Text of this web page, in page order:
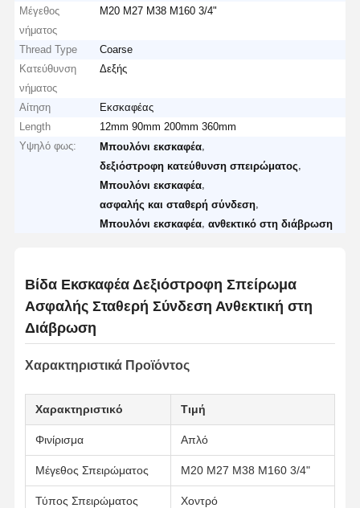
Μέγεθος
νήματος
M20 M27 M38 M160 3/4"
Thread Type
Coarse
Κατεύθυνση
νήματος
Δεξής
Αίτηση
Εκσκαφέας
Length
12mm 90mm 200mm 360mm
Υψηλό φως:
Μπουλόνι εκσκαφέα
δεξιόστροφη κατεύθυνση σπειρώματος
Μπουλόνι εκσκαφέα
ασφαλής και σταθερή σύνδεση
Μπουλόνι εκσκαφέα ,ανθεκτικό στη διάβρωση
Βίδα Εκσκαφέα Δεξιόστροφη Σπείρωμα
Ασφαλής Σταθερή Σύνδεση Ανθεκτική στη
Διάβρωση
Χαρακτηριστικά Προϊόντος
Χαρακτηριστικό Τιμή
Φινίρισμα Απλό
Μέγεθος Σπειρώματος M20 M27 M38 M160 3/4"
Τύπος Σπειρώματος Χοντρό